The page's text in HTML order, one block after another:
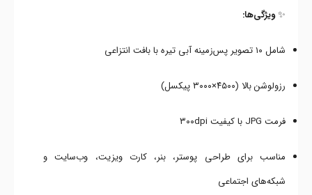
✨ویژگی‌ها:
شامل ۱۰ تصویر پس‌زمینه آبی تیره با بافت انتزاعی
رزولوشن بالا (۴۵۰۰×۳۰۰۰ پیکسل)
فرمت JPG با کیفیت ۳۰۰dpi
مناسب برای طراحی پوستر، بنر، کارت ویزیت، وب‌سایت و
شبکه‌های اجتماعی